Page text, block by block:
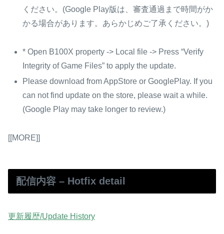
ください。(Google Play版は、審査通過まで時間がか
かる場合があります。あらかじめご了承ください。)
* Open B100X property -> Local file -> Press “Verify
Integrity of Game Files” to apply the update.
Please download from AppStore or GooglePlay. If you
can not find update on the store, please wait a while.
(Google Play may take longer to review.)
[[MORE]]
配信内容 – Hotfix detail
更新履歴/Update History